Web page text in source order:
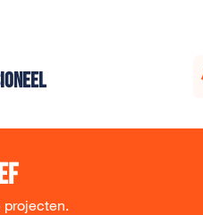
projecten.